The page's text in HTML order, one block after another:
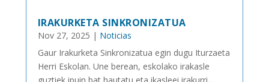
IRAKURKETA SINKRONIZATUA
Nov 27, 2025 | Noticias
Gaur Irakurketa Sinkronizatua egin dugu Iturzaeta
Herri Eskolan. Une berean, eskolako irakasle
guztiek ipuin bat hautatu eta ikasleei irakurri...